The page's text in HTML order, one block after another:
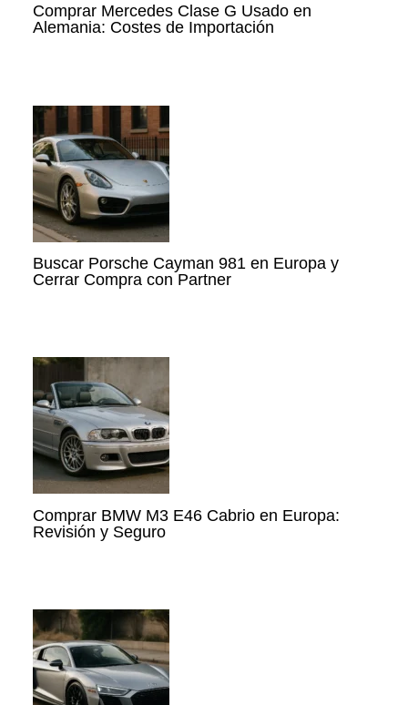
Comprar Mercedes Clase G Usado en
Alemania: Costes de Importación
Buscar Porsche Cayman 981 en Europa y
Cerrar Compra con Partner
Comprar BMW M3 E46 Cabrio en Europa:
Revisión y Seguro